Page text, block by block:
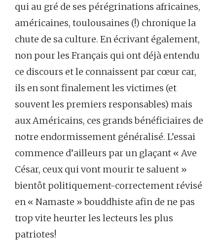
qui au gré de ses pérégrinations africaines,
américaines, toulousaines (!) chronique la
chute de sa culture. En écrivant également,
non pour les Français qui ont déjà entendu
ce discours et le connaissent par cœur car,
ils en sont finalement les victimes (et
souvent les premiers responsables) mais
aux Américains, ces grands bénéficiaires de
notre endormissement généralisé. L’essai
commence d’ailleurs par un glaçant « Ave
César, ceux qui vont mourir te saluent »
bientôt politiquement-correctement révisé
en « Namaste » bouddhiste afin de ne pas
trop vite heurter les lecteurs les plus
patriotes!